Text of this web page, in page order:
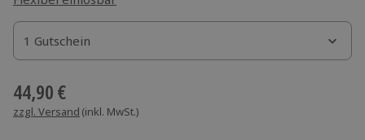
1 Gutschein
1 Gutschein
1 Gutschein
44,90 €
zzgl. Versand (inkl. MwSt.)